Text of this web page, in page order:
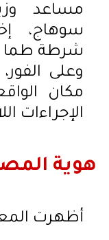
مساعد
سوهاج،
شرطة طما
وعلى
مكان
الإجراءات
هوية
أظهرت